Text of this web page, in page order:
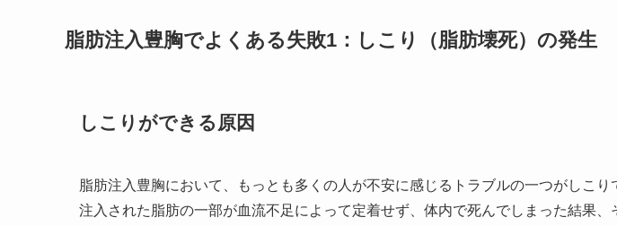
脂肪注入豊胸でよくある失敗1：しこり（脂肪壊死）の発生
しこりができる原因
脂肪注入豊胸において、もっとも多くの人が不安に感じるトラブルの一つがしこり
注入された脂肪の一部が血流不足によって定着せず、体内で死んでしまった結果